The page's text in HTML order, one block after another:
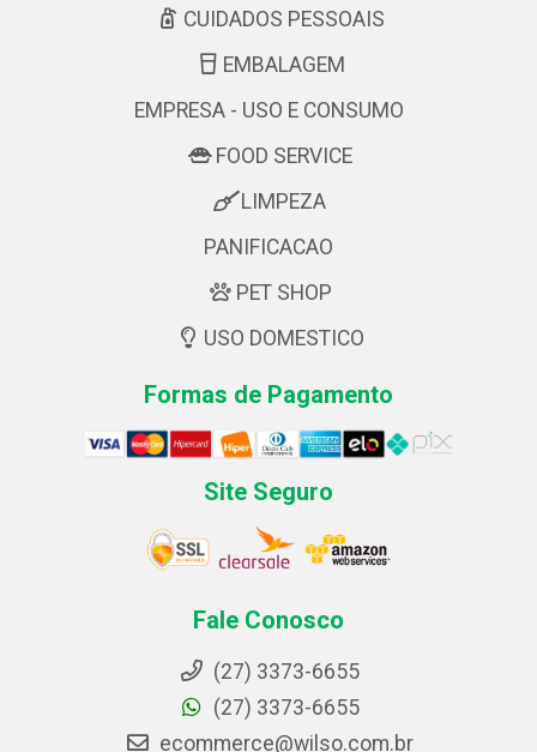
CUIDADOS PESSOAIS
EMBALAGEM
EMPRESA - USO E CONSUMO
FOOD SERVICE
LIMPEZA
PANIFICACAO
PET SHOP
USO DOMESTICO
Formas de Pagamento
Site Seguro
Fale Conosco
(27) 3373-6655
(27) 3373-6655
ecommerce@wilso.com.br